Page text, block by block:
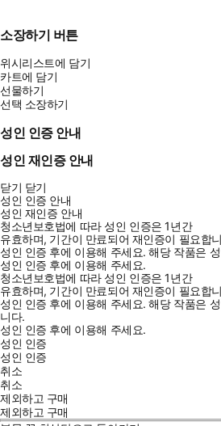
소장하기 버튼
위시리스트에 담기
카트에 담기
선물하기
선택 소장하기
성인 인증 안내
성인 재인증 안내
닫기 닫기
성인 인증 안내
성인 재인증 안내
청소년보호법에 따라 성인 인증은 1년간
유효하며, 기간이 만료되어 재인증이 필요합
성인 인증 후에 이용해 주세요.해당 작품은
성인 인증 후에 이용해 주세요.
청소년보호법에 따라 성인 인증은 1년간
유효하며, 기간이 만료되어 재인증이 필요합
성인 인증 후에 이용해 주세요.해당 작품은
니다.
성인 인증 후에 이용해 주세요.
성인 인증
성인 인증
취소
취소
제외하고 구매
제외하고 구매